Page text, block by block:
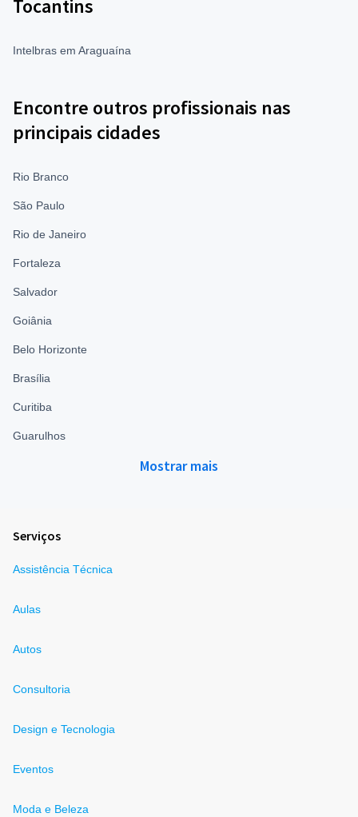
Tocantins
Intelbras em Araguaína
Encontre outros profissionais nas
principais cidades
Rio Branco
São Paulo
Rio de Janeiro
Fortaleza
Salvador
Goiânia
Belo Horizonte
Brasília
Curitiba
Guarulhos
Mostrar mais
Serviços
Assistência Técnica
Aulas
Autos
Consultoria
Design e Tecnologia
Eventos
Moda e Beleza